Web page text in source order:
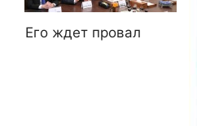
Его ждет провал